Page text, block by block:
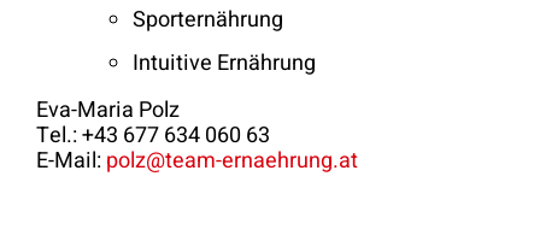
Sporternährung
Intuitive Ernährung
Eva-Maria Polz
Tel.: +43 677 634 060 63
E-Mail:polz@team-ernaehrung.at